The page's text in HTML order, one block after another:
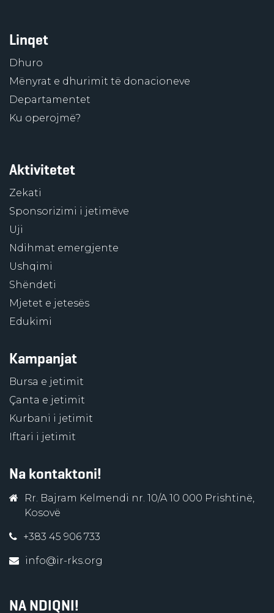
Linqet
Dhuro
Mënyrat e dhurimit të donacioneve
Departamentet
Ku operojmë?
Aktivitetet
Zekati
Sponsorizimi i jetimëve
Uji
Ndihmat emergjente
Ushqimi
Shëndeti
Mjetet e jetesës
Edukimi
Kampanjat
Bursa e jetimit
Çanta e jetimit
Kurbani i jetimit
Iftari i jetimit
Na kontaktoni!
Rr. Bajram Kelmendi nr. 10/A 10 000 Prishtinë,
Kosovë
+383 45 906 733
info@ir-rks.org
NA NDIQNI!